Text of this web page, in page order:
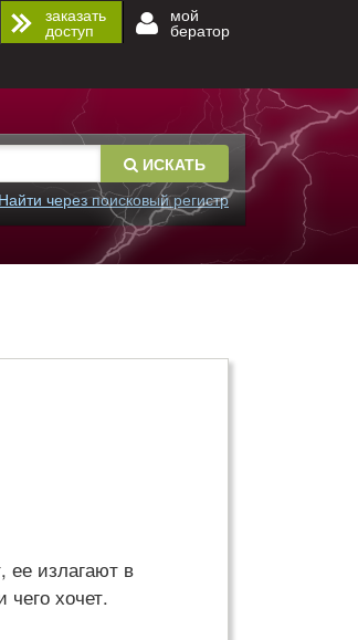
заказать
доступ
мой
бератор
ИСКАТЬ
Найти через поисковый регистр
ее излагают в
хочет.